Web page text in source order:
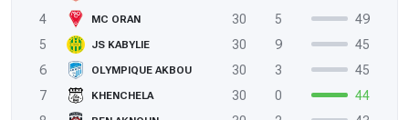
4
MC ORAN 30 5
49
5
JS KABYLIE 30 9
45
6
OLYMPIQUE AKBOU 30 3
45
7
KHENCHELA 30 0
44